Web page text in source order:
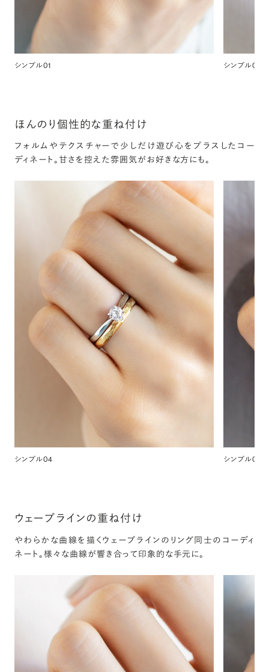
シンプル01 シンプル02
ほんのり個性的な重ね付け
フォルムやテクスチャーで少しだけ遊び心をプラスしたコー
ディネート。甘さを控えた雰囲気がお好きな方にも。
シンプル04 シンプル05
ウェーブラインの重ね付け
やわらかな曲線を描くウェーブラインのリング同士のコーディ
ネート。様々な曲線が響き合って印象的な手元に。